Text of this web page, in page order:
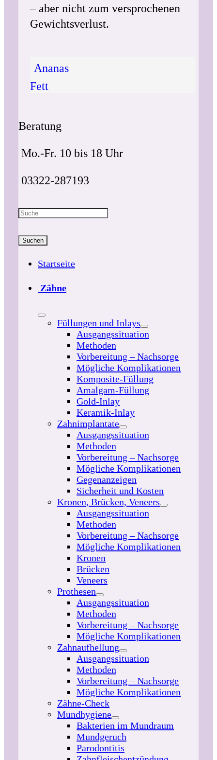
– aber nicht zum versprochenen
Gewichtsverlust.
Ananas
Fett
Beratung
Mo.-Fr. 10 bis 18 Uhr
03322-287193
Suchen
Startseite
Zähne
Füllungen und Inlays
Ausgangssituation
Methoden
Vorbereitung – Nachsorge
Mögliche Komplikationen
Komposite-Füllung
Amalgam-Füllung
Gold-Inlay
Keramik-Inlay
Zahnimplantate
Ausgangssituation
Methoden
Vorbereitung – Nachsorge
Mögliche Komplikationen
Gegenanzeigen
Sicherheit und Kosten
Kronen, Brücken, Veneers
Ausgangssituation
Methoden
Vorbereitung – Nachsorge
Mögliche Komplikationen
Kronen
Brücken
Veneers
Prothesen
Ausgangssituation
Methoden
Vorbereitung – Nachsorge
Mögliche Komplikationen
Zahnaufhellung
Ausgangssituation
Methoden
Vorbereitung – Nachsorge
Mögliche Komplikationen
Zähne-Check
Mundhygiene
Bakterien im Mundraum
Mundgeruch
Parodontitis